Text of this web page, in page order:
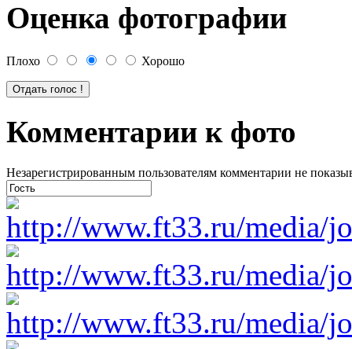
Оценка фотографии
Плохо Хорошо
Комментарии к фото
Незарегистрированным пользователям комментарии не